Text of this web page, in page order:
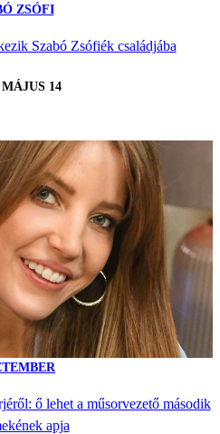
ZSÓFI
Szabó Zsófiék családjába
MÁJUS 14
ő lehet a műsorvezető második
apja